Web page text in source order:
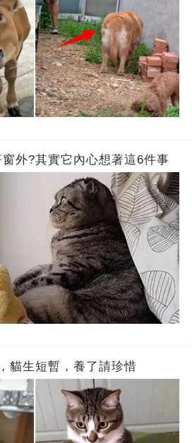
外?其實它內心想著這6件事
貓生短暫，養了請珍惜